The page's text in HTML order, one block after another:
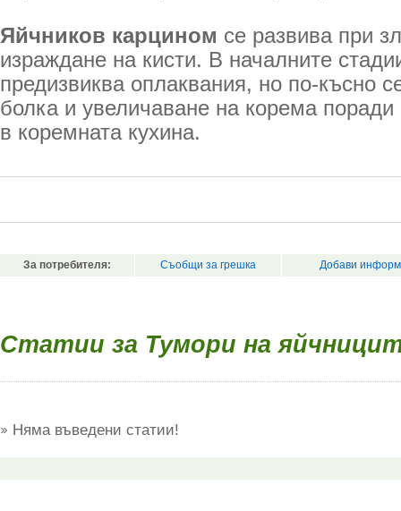
Яйчников карцином се развива при
израждане на кисти. В началните
предизвиква оплаквания, но по-късно
болка и увеличаване на корема поради
в коремната кухина.
За потребителя: Съобщи за грешка Добави
Статии за Тумори на
Няма въведени статии!